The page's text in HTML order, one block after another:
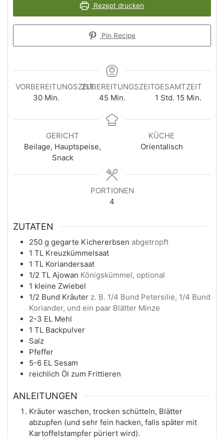
Rezept drucken
Pin Recipe
VORBEREITUNGSZEIT
30Minuten
Min.
ZUBEREITUNGSZEIT
45Minuten
Min.
GESAMTZEIT
1 Stunde
Std. 15Minuten
Min.
GERICHT
Beilage, Hauptspeise,
Snack
KÜCHE
Orientalisch
PORTIONEN
4
ZUTATEN
250 g gegarte Kichererbsen abgetropft
1 TL Kreuzkümmelsaat
1 TL Koriandersaat
1/2 TL Ajowan Königskümmel, optional
1 kleine Zwiebel
1/2 Bund Kräuter z. B. 1/4 Bund Petersilie, 1/4 Bund
Koriander, und ein paar Blätter Minze
2-3 EL Mehl
1 TL Backpulver
Salz
Pfeffer
5-6 EL Sesam
reichlich Öl zum Frittieren
ANLEITUNGEN
Kräuter waschen, trocken schütteln, Blätter
abzupfen (und sehr fein hacken, falls später mit
Kartoffelstampfer püriert wird).